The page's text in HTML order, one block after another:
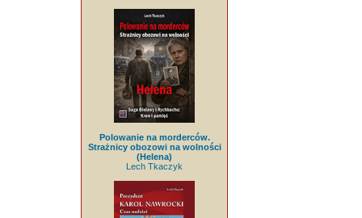
Polowanie na morderców.
Strażnicy obozowi na wolności
(Helena)
Lech Tkaczyk